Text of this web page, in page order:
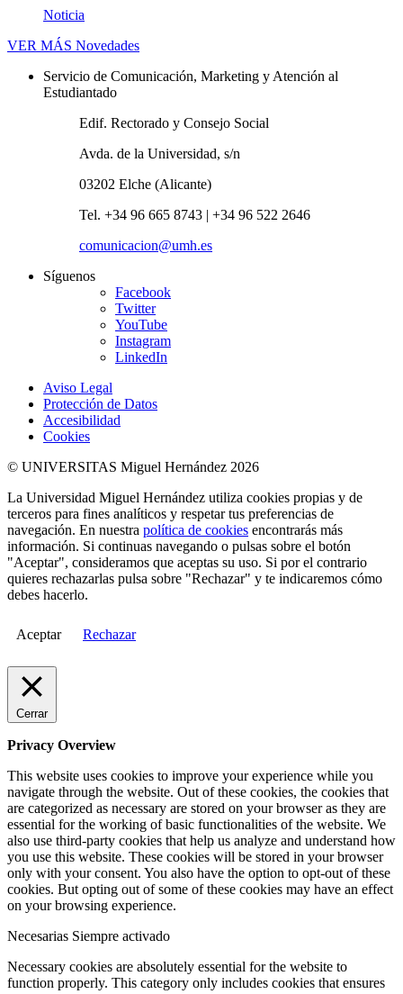
Noticia
VER MÁS Novedades
Servicio de Comunicación, Marketing y Atención al
Estudiantado
Edif. Rectorado y Consejo Social
Avda. de la Universidad, s/n
03202 Elche (Alicante)
Tel. +34 96 665 8743 | +34 96 522 2646
comunicacion@umh.es
Síguenos
Facebook
Twitter
YouTube
Instagram
LinkedIn
Aviso Legal
Protección de Datos
Accesibilidad
Cookies
© UNIVERSITAS Miguel Hernández 2026
La Universidad Miguel Hernández utiliza cookies propias y de
terceros para fines analíticos y respetar tus preferencias de
navegación. En nuestra política de cookies encontrarás más
información. Si continuas navegando o pulsas sobre el botón
"Aceptar", consideramos que aceptas su uso. Si por el contrario
quieres rechazarlas pulsa sobre "Rechazar" y te indicaremos cómo
debes hacerlo.
Aceptar Rechazar
Cerrar
Privacy Overview
This website uses cookies to improve your experience while you
navigate through the website. Out of these cookies, the cookies that
are categorized as necessary are stored on your browser as they are
essential for the working of basic functionalities of the website. We
also use third-party cookies that help us analyze and understand how
you use this website. These cookies will be stored in your browser
only with your consent. You also have the option to opt-out of these
cookies. But opting out of some of these cookies may have an effect
on your browsing experience.
Necesarias Siempre activado
Necessary cookies are absolutely essential for the website to
function properly. This category only includes cookies that ensures